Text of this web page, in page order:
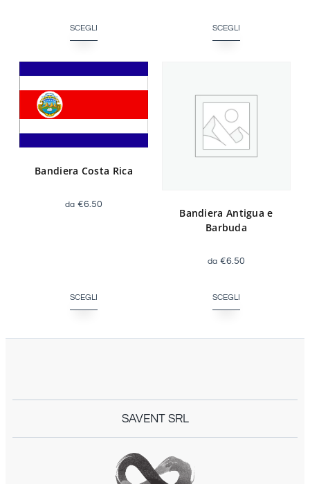
SCEGLI SCEGLI
Bandiera Costa Rica
€6.50
SCEGLI
Bandiera Antigua e
Barbuda
€6.50
SCEGLI
SAVENT SRL